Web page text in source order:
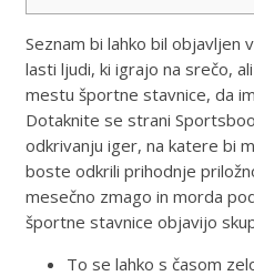
Seznam bi lahko bil objavljen
lasti ljudi, ki igrajo na srečo,
mestu športne stavnice, da
Dotaknite se strani
odkrivanju iger, na katere bi
boste odkrili prihodnje
mesečno zmago in morda
športne stavnice objavijo
To se lahko s časom